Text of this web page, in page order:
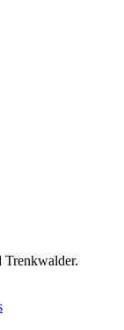
Trenkwalder.